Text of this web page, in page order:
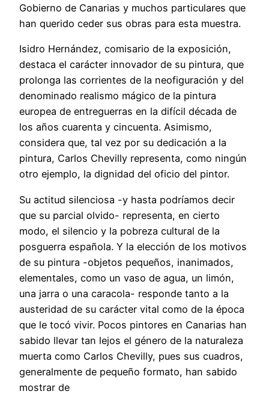
Gobierno de Canarias y muchos particulares que
han querido ceder sus obras para esta muestra.
Isidro Hernández, comisario de la exposición,
destaca el carácter innovador de su pintura, que
prolonga las corrientes de la neofiguración y del
denominado realismo mágico de la pintura
europea de entreguerras en la difícil década de
los años cuarenta y cincuenta. Asimismo,
considera que, tal vez por su dedicación a la
pintura, Carlos Chevilly representa, como ningún
otro ejemplo, la dignidad del oficio del pintor.
Su actitud silenciosa -y hasta podríamos decir
que su parcial olvido- representa, en cierto
modo, el silencio y la pobreza cultural de la
posguerra española. Y la elección de los motivos
de su pintura -objetos pequeños, inanimados,
elementales, como un vaso de agua, un limón,
una jarra o una caracola- responde tanto a la
austeridad de su carácter vital como de la época
que le tocó vivir. Pocos pintores en Canarias han
sabido llevar tan lejos el género de la naturaleza
muerta como Carlos Chevilly, pues sus cuadros,
generalmente de pequeño formato, han sabido
mostrar de